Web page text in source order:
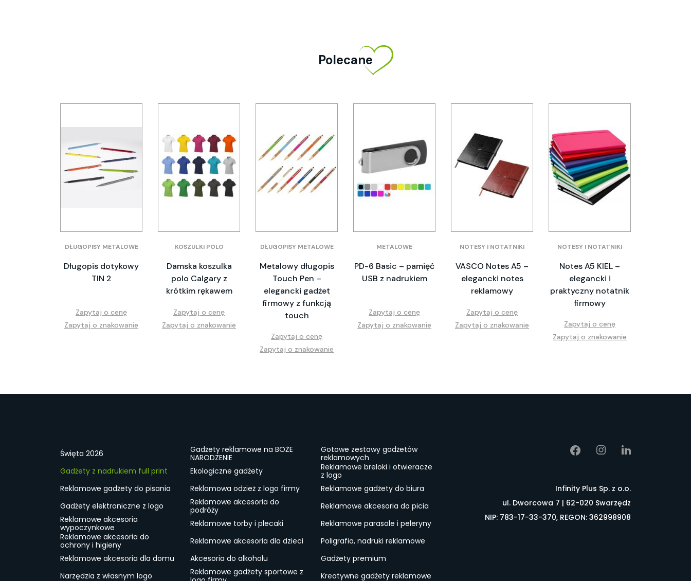
Polecane
DŁUGOPISY METALOWE
Długopis dotykowy
TIN 2
Zapytaj o cenę
Zapytaj o znakowanie
KOSZULKI POLO
Damska koszulka
polo Calgary z
krótkim rękawem
Zapytaj o cenę
Zapytaj o znakowanie
DŁUGOPISY METALOWE
Metalowy długopis
Touch Pen –
elegancki gadżet
firmowy z funkcją
touch
Zapytaj o cenę
Zapytaj o znakowanie
METALOWE
PD-6 Basic – pamięć
USB z nadrukiem
Zapytaj o cenę
Zapytaj o znakowanie
NOTESY I NOTATNIKI
VASCO Notes A5 –
elegancki notes
reklamowy
Zapytaj o cenę
Zapytaj o znakowanie
NOTESY I NOTATNIKI
Notes A5 KIEL –
elegancki i
praktyczny notatnik
firmowy
Zapytaj o cenę
Zapytaj o znakowanie
Święta 2026
Gadżety reklamowe na BOŻE
NARODZENIE
Gotowe zestawy gadżetów
reklamowych
Gadżety z nadrukiem full print
Ekologiczne gadżety
Reklamowe breloki i otwieracze
z logo
Reklamowe gadżety do pisania
Reklamowa odzież z logo firmy
Reklamowe gadżety do biura
Gadżety elektroniczne z logo
Reklamowe akcesoria do
podróży
Reklamowe akcesoria do picia
Reklamowe akcesoria
wypoczynkowe
Reklamowe torby i plecaki
Reklamowe parasole i peleryny
Reklamowe akcesoria do
ochrony i higieny
Reklamowe akcesoria dla dzieci
Poligrafia, nadruki reklamowe
Reklamowe akcesoria dla domu
Akcesoria do alkoholu
Gadżety premium
Narzędzia z własnym logo
Reklamowe gadżety sportowe z
Kreatywne gadżety reklamowe
Infinity Plus Sp. z o.o.
ul. Dworcowa 7 | 62-020 Swarzędz
NIP: 783-17-33-370, REGON: 362998908